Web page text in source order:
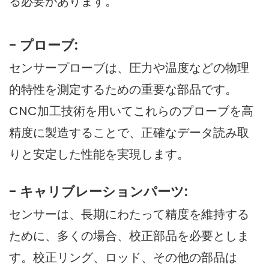
- プローブ:
センサープローブは、圧力や温度などの物理
的特性を測定するための重要な部品です。
CNC加工技術を用いてこれらのプローブを高
精度に製造することで、正確なデータ読み取
りと安定した性能を実現します。
- キャリブレーションパーツ:
センサーは、長期にわたって精度を維持する
ために、多くの場合、校正部品を必要としま
す。校正リング、ロッド、その他の部品は